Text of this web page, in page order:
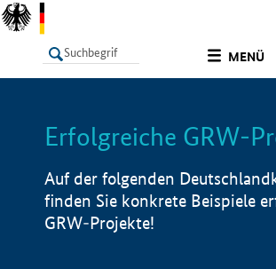
MENÜ
LISTE
Erfolgreiche GRW-
Auf der folgenden
finden Sie konkrete Beispiele
GRW-Projekte!